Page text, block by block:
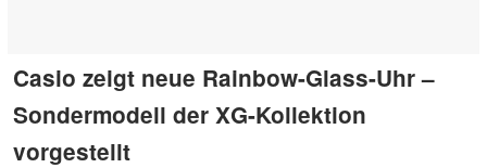
Casio zeigt neue Rainbow-Glass-Uhr –
Sondermodell der XG-Kollektion
vorgestellt